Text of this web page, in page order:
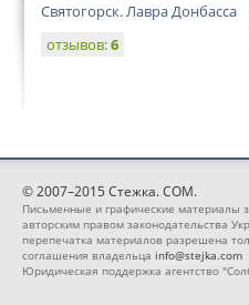
Святогорск. Лавра Донбасса
отзывов:6
© 2007–2015 Стежка. COM.
Письменные и графические материалы
авторским правом законодательства
перепечатка материалов разрешена
соглашения владельца info@stejka.com
Юридическая поддержка агентство